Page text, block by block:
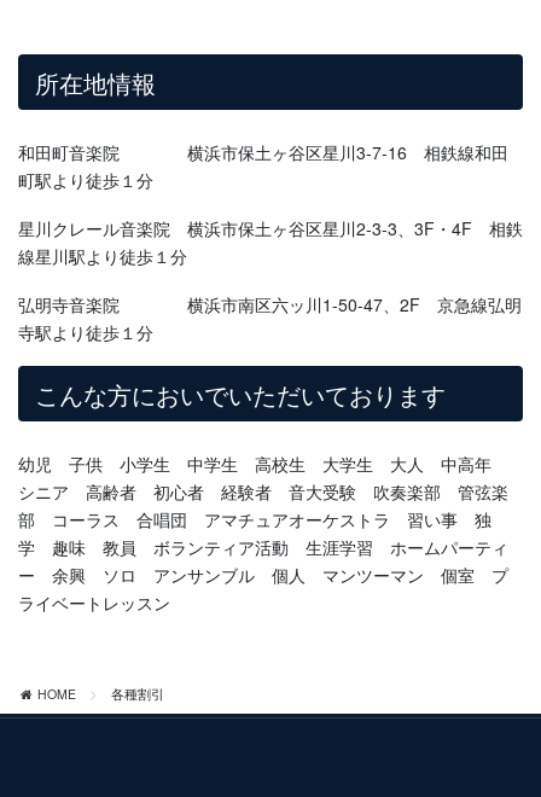
所在地情報
和田町音楽院 横浜市保土ヶ谷区星川3-7-16 相鉄線和田
町駅より徒歩１分
星川クレール音楽院 横浜市保土ヶ谷区星川2-3-3、3F・4F 相鉄
線星川駅より徒歩１分
弘明寺音楽院 横浜市南区六ッ川1-50-47、2F 京急線弘明
寺駅より徒歩１分
こんな方においでいただいております
幼児 子供 小学生 中学生 高校生 大学生 大人 中高年
シニア 高齢者 初心者 経験者 音大受験 吹奏楽部 管弦楽
部 コーラス 合唱団 アマチュアオーケストラ 習い事 独
学 趣味 教員 ボランティア活動 生涯学習 ホームパーティ
ー 余興 ソロ アンサンブル 個人 マンツーマン 個室 プ
ライベートレッスン
HOME 各種割引